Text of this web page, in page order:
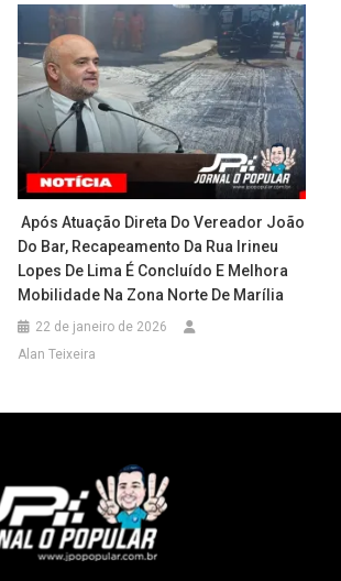
️ Após Atuação Direta Do Vereador João
Do Bar, Recapeamento Da Rua Irineu
Lopes De Lima É Concluído E Melhora
Mobilidade Na Zona Norte De Marília
22 de janeiro de 2026
Alan Teixeira